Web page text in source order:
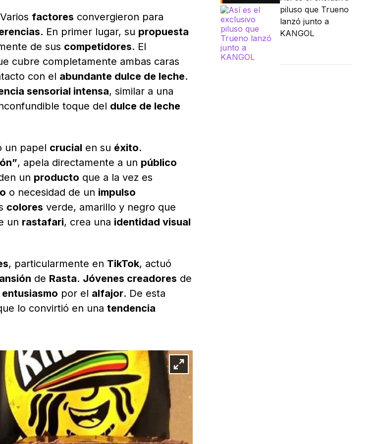
factores convergieron para
. En primer lugar, su propuesta
de sus competidores. El
cubre completamente ambas caras
con el abundante dulce de leche.
sensorial intensa, similar a una
toque del dulce de leche
un papel crucial en su éxito.
, apela directamente a un público
un producto que a la vez es
o necesidad de un impulso
colores verde, amarillo y negro que
un rastafari, crea una identidad visual
, particularmente en TikTok, actuó
de Rasta. Jóvenes creadores de
entusiasmo por el alfajor. De esta
lo convirtió en una tendencia
piluso que Trueno
lanzó junto a
KANGOL